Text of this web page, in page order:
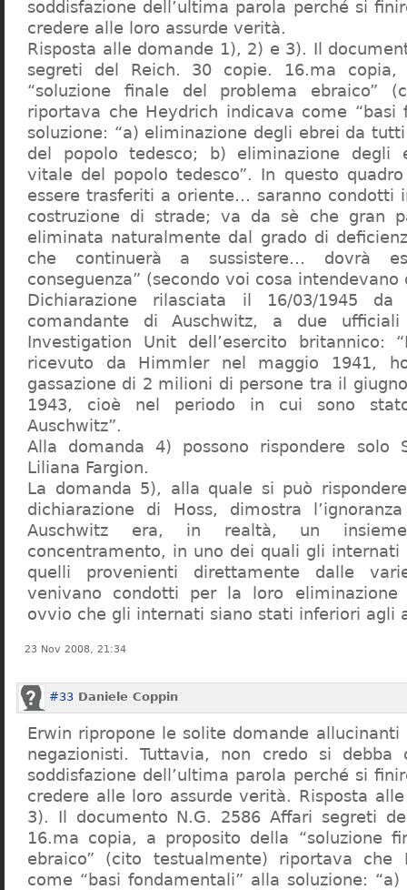
soddisfazione dell’ultima parola perché si
credere alle loro assurde verità.
Risposta alle domande 1), 2) e 3). Il
segreti del Reich. 30 copie. 16.ma copia,
“soluzione finale del problema ebraico”
riportava che Heydrich indicava come “basi
soluzione: “a) eliminazione degli ebrei da
del popolo tedesco; b) eliminazione degli
vitale del popolo tedesco”. In questo
essere trasferiti a oriente… saranno condotti
costruzione di strade; va da sè che gran
eliminata naturalmente dal grado di
che continuerà a sussistere… dovrà
conseguenza” (secondo voi cosa intendevano
Dichiarazione rilasciata il 16/03/1945
comandante di Auschwitz, a due
Investigation Unit dell’esercito britannico:
ricevuto da Himmler nel maggio 1941,
gassazione di 2 milioni di persone tra il
1943, cioè nel periodo in cui sono
Auschwitz”.
Alla domanda 4) possono rispondere solo
Liliana Fargion.
La domanda 5), alla quale si può
dichiarazione di Hoss, dimostra
Auschwitz era, in realtà, un
concentramento, in uno dei quali gli
quelli provenienti direttamente dalle
venivano condotti per la loro eliminazione
ovvio che gli internati siano stati inferiori agli
23 Nov 2008, 21:34
#33 Daniele Coppin
Erwin ripropone le solite domande
negazionisti. Tuttavia, non credo si debba
soddisfazione dell’ultima parola perché si
credere alle loro assurde verità. Risposta
3). Il documento N.G. 2586 Affari segreti
16.ma copia, a proposito della “soluzione
ebraico” (cito testualmente) riportava che
come “basi fondamentali” alla soluzione: